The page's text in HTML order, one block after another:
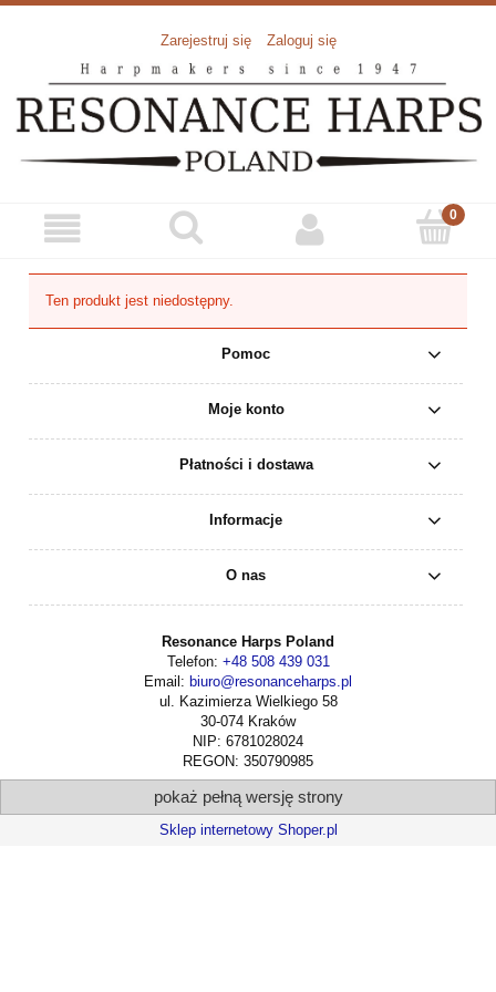
Zarejestruj się Zaloguj się
Ten produkt jest niedostępny.
Pomoc
Moje konto
Płatności i dostawa
Informacje
O nas
Resonance Harps Poland
Telefon: +48 508 439 031
Email: biuro@resonanceharps.pl
ul. Kazimierza Wielkiego 58
30-074 Kraków
NIP: 6781028024
REGON: 350790985
pokaż pełną wersję strony
Sklep internetowy Shoper.pl